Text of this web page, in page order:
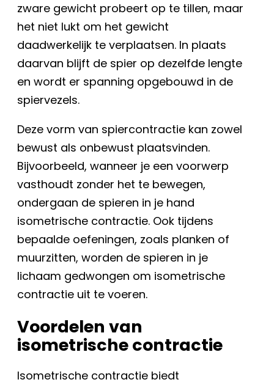
zware gewicht probeert op te tillen, maar
het niet lukt om het gewicht
daadwerkelijk te verplaatsen. In plaats
daarvan blijft de spier op dezelfde lengte
en wordt er spanning opgebouwd in de
spiervezels.
Deze vorm van spiercontractie kan zowel
bewust als onbewust plaatsvinden.
Bijvoorbeeld, wanneer je een voorwerp
vasthoudt zonder het te bewegen,
ondergaan de spieren in je hand
isometrische contractie. Ook tijdens
bepaalde oefeningen, zoals planken of
muurzitten, worden de spieren in je
lichaam gedwongen om isometrische
contractie uit te voeren.
Voordelen van
isometrische contractie
Isometrische contractie biedt